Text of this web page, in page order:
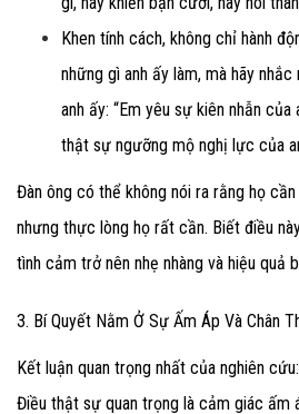
Khen tính cách, không chỉ hành
những gì anh ấy làm, mà hãy
anh ấy: “Em yêu sự kiên nhẫn của
thật sự ngưỡng mộ nghị lực của
Đàn ông có thể không nói ra rằng họ
nhưng thực lòng họ rất cần. Biết điều
tình cảm trở nên nhẹ nhàng và hiệu quả
3. Bí Quyết Nằm Ở Sự Ấm Áp Và Chân
Kết luận quan trọng nhất của nghiên
Điều thật sự quan trọng là cảm giác ấm